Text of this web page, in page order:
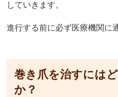
していきます。
進行する前に必ず医療機関に
巻き爪を治すには
か？